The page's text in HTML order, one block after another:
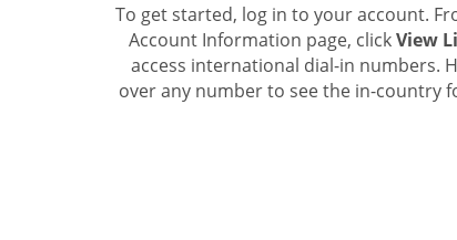
To get started, log in to your account.
Account Information page, clickView
access international dial-in numbers.
over any number to see the in-country